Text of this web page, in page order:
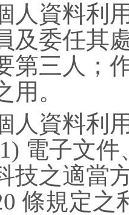
人資料利
及委任其
第三人；
用。
人資料利
電子文
技之適當
條規定之